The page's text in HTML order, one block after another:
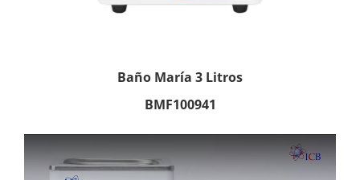
Baño María 3 Litros
BMF100941